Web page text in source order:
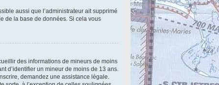
aussi que l’administrateur ait supprimé
de la base de données. Si cela vous
des informations de mineurs de moins
d’identifier un mineur de moins de 13 ans.
demandez une assistance légale.